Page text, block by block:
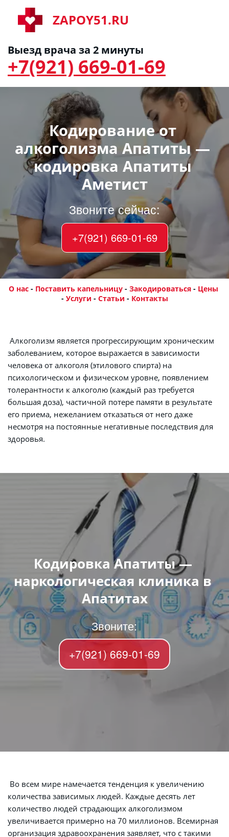
ZAPOY51.RU
Выезд врача за 2 минуты
+7(921) 669-01-69
Кодирование от
алкоголизма Апатиты —
кодировка Апатиты
Аметист
Звоните сейчас:
+7(921) 669-01-69
О нас - Поставить капельницу - Закодироваться - Цены
- Услуги - Статьи - Контакты
заболеванием, которое выражается в зависимости
человека от алкоголя (этилового спирта) на
психологическом и физическом уровне, появлением
толерантности к алкоголю (каждый раз требуется
большая доза), частичной потере памяти в результате
его приема, нежеланием отказаться от него даже
несмотря на постоянные негативные последствия для
здоровья.
Кодировка Апатиты —
наркологическая клиника в
Апатитах
Звоните:
+7(921) 669-01-69
количества зависимых людей. Каждые десять лет
количество людей страдающих алкоголизмом
увеличивается примерно на 70 миллионов. Всемирная
организация здравоохранения заявляет, что с такими